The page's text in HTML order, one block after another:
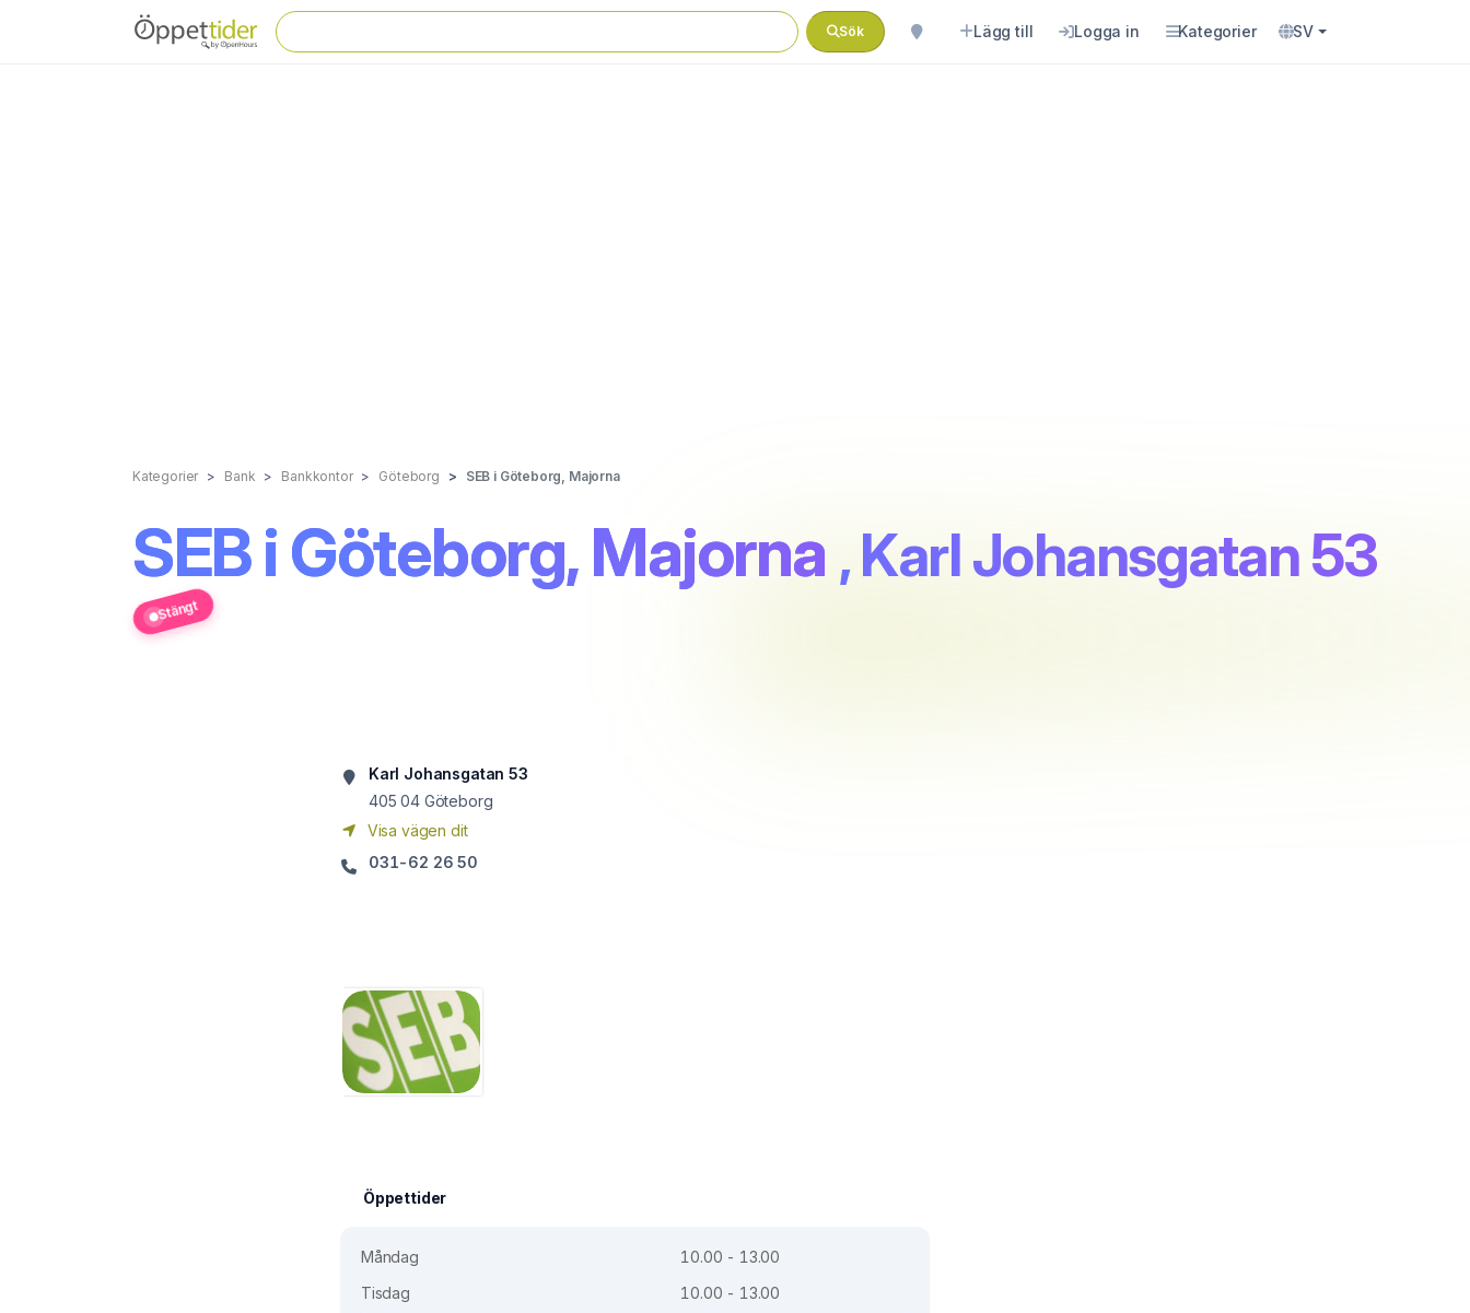
Sök Lägg till Logga in Kategorier SV
Kategorier Bank Bankkontor Göteborg SEB i Göteborg, Majorna
SEB i Göteborg, Majorna , Karl Johansgatan 53
Stängt
Karl Johansgatan 53
405 04 Göteborg
Visa vägen dit
031-62 26 50
Öppettider
Måndag
10.00 - 13.00
Tisdag
10.00 - 13.00